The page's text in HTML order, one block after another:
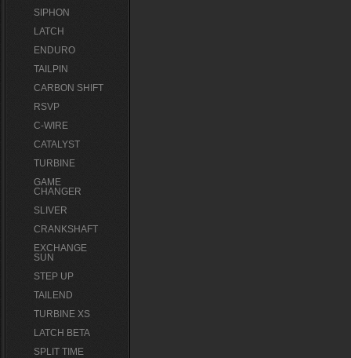
SIPHON
LATCH
ENDURO
TAILPIN
CARBON SHIFT
RSVP
C-WIRE
CATALYST
TURBINE
GAME
CHANGER
SLIVER
CRANKSHAFT
EXCHANGE
SUN
STEP UP
TAILEND
TURBINE XS
LATCH BETA
SPLIT TIME